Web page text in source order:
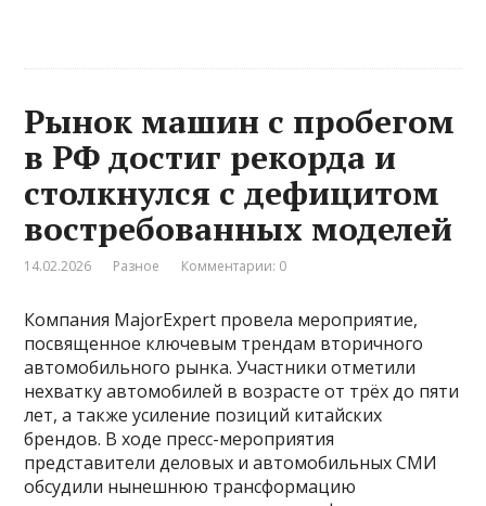
Рынок машин с пробегом
в РФ достиг рекорда и
столкнулся с дефицитом
востребованных моделей
14.02.2026 Разное Комментарии: 0
Компания MajorExpert провела мероприятие,
посвященное ключевым трендам вторичного
автомобильного рынка. Участники отметили
нехватку автомобилей в возрасте от трёх до пяти
лет, а также усиление позиций китайских
брендов. В ходе пресс-мероприятия
представители деловых и автомобильных СМИ
обсудили нынешнюю трансформацию